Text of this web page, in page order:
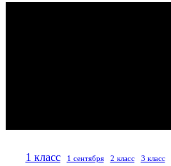
1 класс 1 сентября 2 класс 3 класс